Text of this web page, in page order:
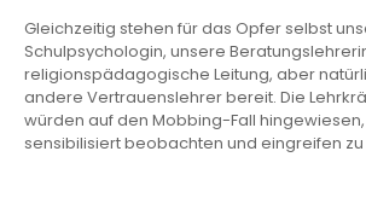
Gleichzeitig stehen für das Opfer selbst
Schulpsychologin, unsere
religionspädagogische Leitung, aber
andere Vertrauenslehrer bereit. Die
würden auf den Mobbing-Fall
sensibilisiert beobachten und eingreifen zu